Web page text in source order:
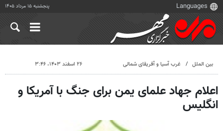
پنجشنبه ۱۵ مرداد ۱۴۰۵
بین الملل غرب آسیا و آفریقای شمالی ۲۶ اسفند ۱۴۰۳، ۳:۴۶
اعلام جهاد علمای یمن برای جنگ با آمریکا و
انگلیس